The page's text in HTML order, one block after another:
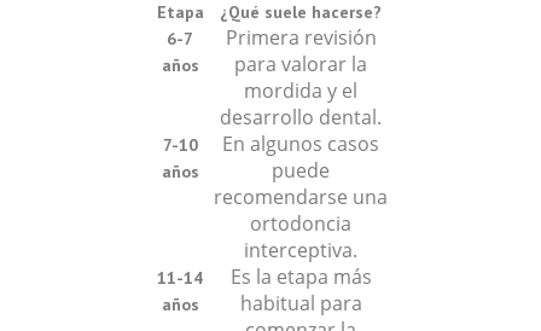
Etapa
¿Qué suele hacerse?
6-7
años
Primera revisión
para valorar la
mordida y el
desarrollo dental.
7-10
años
En algunos casos
puede
recomendarse una
ortodoncia
interceptiva.
11-14
años
Es la etapa más
habitual para